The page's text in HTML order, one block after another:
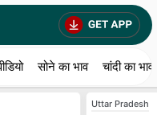
सोने का भाव चांदी का भाव
Uttar Pradesh